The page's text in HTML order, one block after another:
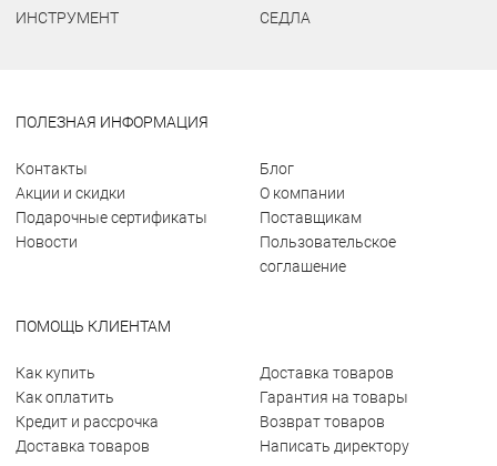
ИНСТРУМЕНТ
СЕДЛА
ПОЛЕЗНАЯ ИНФОРМАЦИЯ
Контакты
Акции и скидки
Подарочные сертификаты
Новости
Блог
О компании
Поставщикам
Пользовательское
соглашение
ПОМОЩЬ КЛИЕНТАМ
Как купить
Как оплатить
Кредит и рассрочка
Доставка товаров
Доставка товаров
Гарантия на товары
Возврат товаров
Написать директору